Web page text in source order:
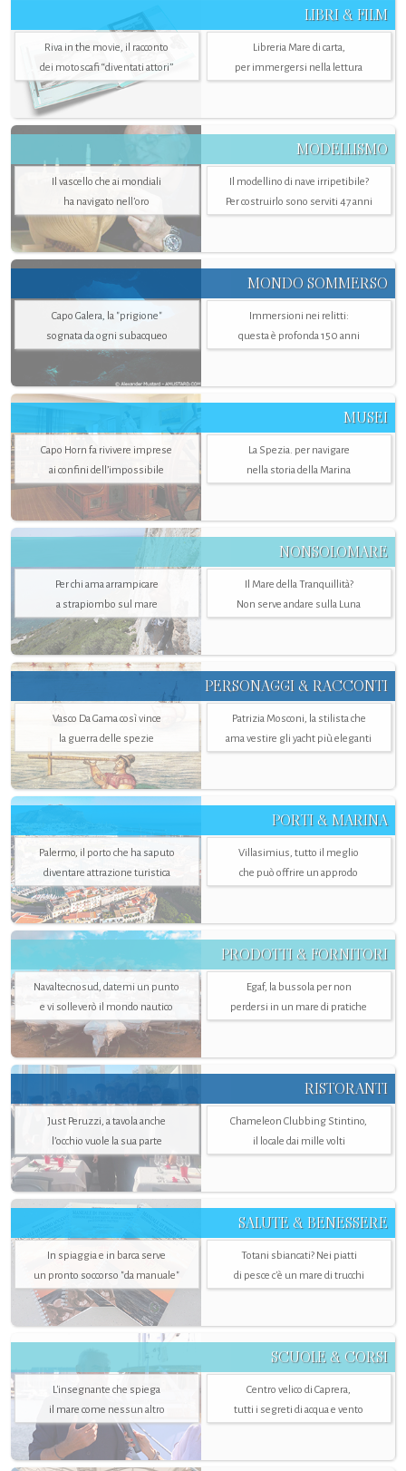
LIBRI & FILM
Riva in the movie, il racconto
dei motoscafi “diventati attori”
Libreria Mare di carta,
per immergersi nella lettura
MODELLISMO
Il vascello che ai mondiali
ha navigato nell’oro
Il modellino di nave irripetibile?
Per costruirlo sono serviti 47 anni
MONDO SOMMERSO
Capo Galera, la "prigione"
sognata da ogni subacqueo
Immersioni nei relitti:
questa è profonda 150 anni
MUSEI
Capo Horn fa rivivere imprese
ai confini dell’impossibile
La Spezia. per navigare
nella storia della Marina
NONSOLOMARE
Per chi ama arrampicare
a strapiombo sul mare
Il Mare della Tranquillità?
Non serve andare sulla Luna
PERSONAGGI & RACCONTI
Vasco Da Gama così vince
la guerra delle spezie
Patrizia Mosconi, la stilista che
ama vestire gli yacht più eleganti
PORTI & MARINA
Palermo, il porto che ha saputo
diventare attrazione turistica
Villasimius, tutto il meglio
che può offrire un approdo
PRODOTTI & FORNITORI
Navaltecnosud, datemi un punto
e vi solleverò il mondo nautico
Egaf, la bussola per non
perdersi in un mare di pratiche
RISTORANTI
Just Peruzzi, a tavola anche
l’occhio vuole la sua parte
Chameleon Clubbing Stintino,
il locale dai mille volti
SALUTE & BENESSERE
In spiaggia e in barca serve
un pronto soccorso "da manuale"
Totani sbiancati? Nei piatti
di pesce c'è un mare di trucchi
SCUOLE & CORSI
L'insegnante che spiega
il mare come nessun altro
Centro velico di Caprera,
tutti i segreti di acqua e vento